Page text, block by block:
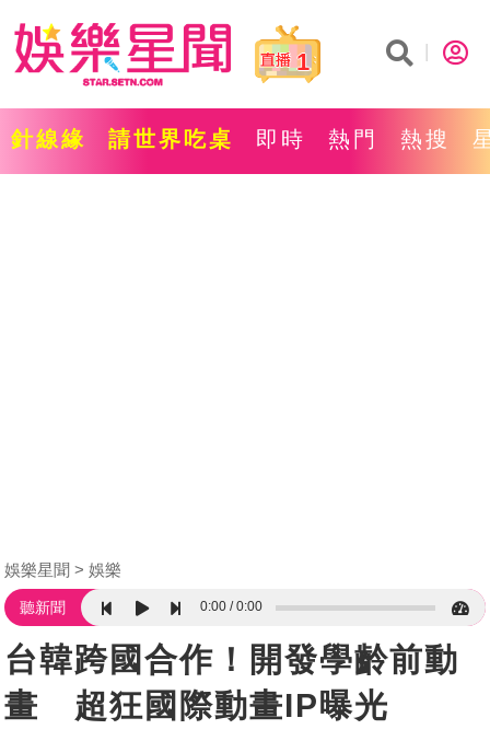
1
針線緣 請世界吃桌 即時 熱門 熱搜
娛樂星聞 娛樂
聽新聞 0:00 0:00
台韓跨國合作！開發學齡前動
畫 超狂國際動畫IP曝光